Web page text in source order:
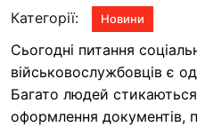
Категорії: Новини
Сьогодні питання
військовослужбовців є
Багато людей
оформлення документів,